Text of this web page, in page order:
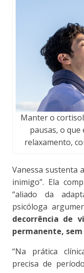
Manter o
pausas, o que
relaxamento,
Vanessa sustenta
inimigo”. Ela
“aliado da
psicóloga
decorrência de
permanente,
“Na prática
precisa de